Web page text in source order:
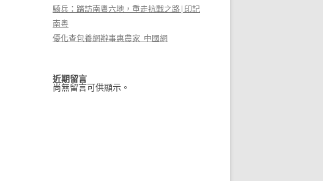
騎兵：踏訪南粵六地，重走抗戰之路|印記
南粵
優化查包養網辦事惠農家_中國網
近期留言
尚無留言可供顯示。